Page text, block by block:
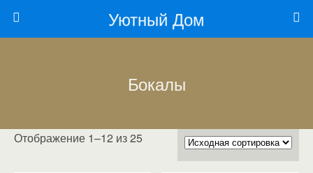
Уютный Дом
Бокалы
Отображение 1–12 из 25